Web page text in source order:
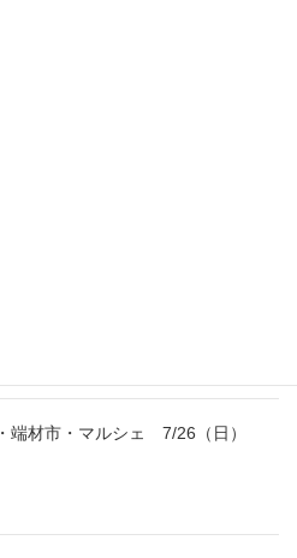
端材市・マルシェ 7/26（日）